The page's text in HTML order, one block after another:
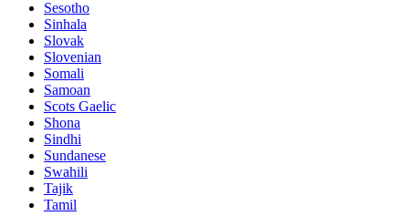
Sesotho
Sinhala
Slovak
Slovenian
Somali
Samoan
Scots Gaelic
Shona
Sindhi
Sundanese
Swahili
Tajik
Tamil